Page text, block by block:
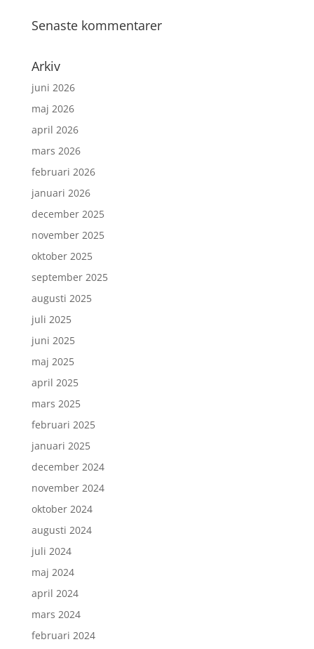
Senaste kommentarer
Arkiv
juni 2026
maj 2026
april 2026
mars 2026
februari 2026
januari 2026
december 2025
november 2025
oktober 2025
september 2025
augusti 2025
juli 2025
juni 2025
maj 2025
april 2025
mars 2025
februari 2025
januari 2025
december 2024
november 2024
oktober 2024
augusti 2024
juli 2024
maj 2024
april 2024
mars 2024
februari 2024